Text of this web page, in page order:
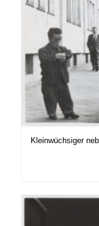
Kleinwüchsiger